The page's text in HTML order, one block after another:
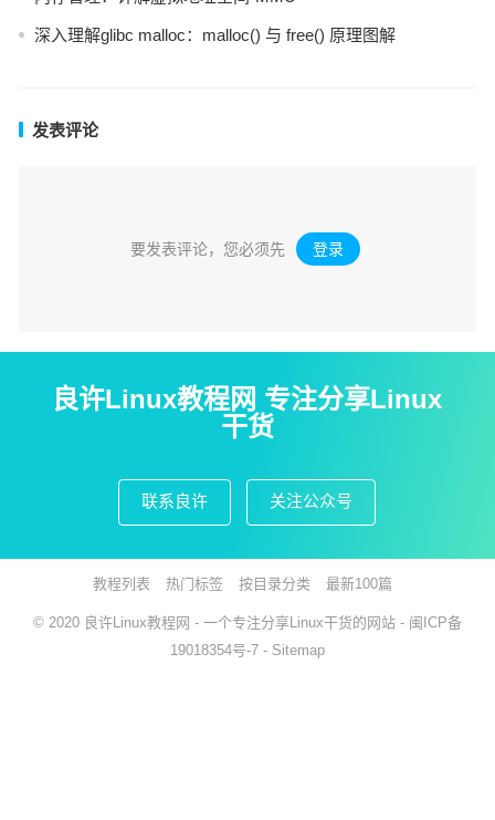
深入理解glibc malloc：malloc() 与 free() 原理图解
发表评论
要发表评论，您必须先 登录 。
良许Linux教程网 专注分享Linux
干货
联系良许 关注公众号
教程列表 热门标签 按目录分类 最新100篇
© 2020 良许Linux教程网 - 一个专注分享Linux干货的网站 - 闽ICP备
19018354号-7 - Sitemap